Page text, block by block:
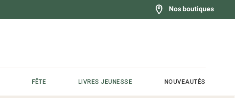
Nos boutiques
FÊTE LIVRES JEUNESSE NOUVEAUTÉS